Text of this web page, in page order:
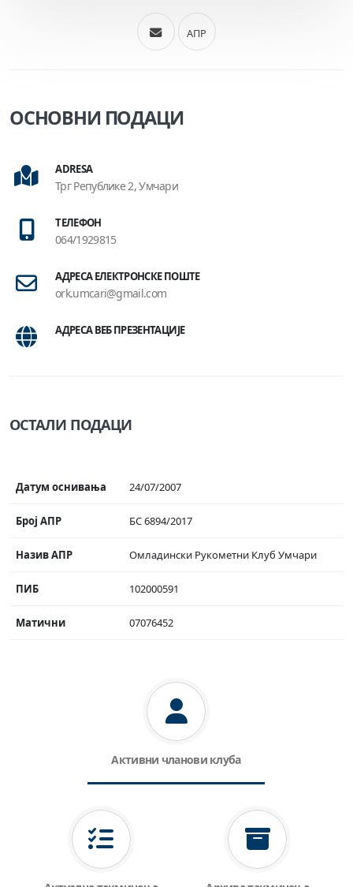
АПР
ОСНОВНИ ПОДАЦИ
ADRESA
Трг Републике 2, Умчари
ТЕЛЕФОН
064/1929815
АДРЕСА ЕЛЕКТРОНСКЕ ПОШТЕ
ork.umcari@gmail.com
АДРЕСА ВЕБ ПРЕЗЕНТАЦИЈЕ
ОСТАЛИ ПОДАЦИ
Датум оснивања 24/07/2007
Број АПР БС 6894/2017
Назив АПР Омладински Рукометни Клуб Умчари
ПИБ 102000591
Матични 07076452
Активни чланови клуба